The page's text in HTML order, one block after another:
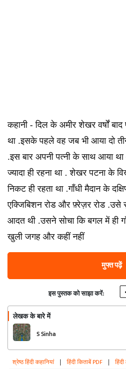
कहानी - दिल के अमीर शेखर वर्षों
था .इसके पहले वह जब भी आया दो
.इस बार अपनी पत्नी के साथ आया
ज्यादा ही रहना था . शेखर पटना के
निकट ही रहता था .गाँधी मैदान के
एक्जिबिशन रोड और फ़्रेज़र रोड
आदत थी .उसने सोचा कि बगल में ही
खुली जगह और कहीं नहीं
मुफ्त पढ़ें
इस पुस्तक को साझा करें:
लेखक के बारे में
S Sinha
श्रेष्ठ हिंदी कहानियां | हिंदी किताबें PDF |